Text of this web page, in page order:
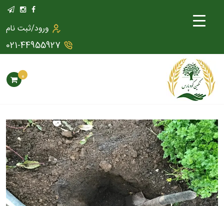
ورود/ثبت نام
021-44955927
0